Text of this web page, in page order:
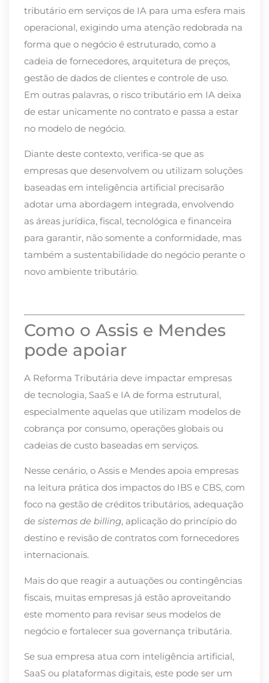
tributário em serviços de IA para uma esfera mais
operacional, exigindo uma atenção redobrada na
forma que o negócio é estruturado, como a
cadeia de fornecedores, arquitetura de preços,
gestão de dados de clientes e controle de uso.
Em outras palavras, o risco tributário em IA deixa
de estar unicamente no contrato e passa a estar
no modelo de negócio.
Diante deste contexto, verifica-se que as
empresas que desenvolvem ou utilizam soluções
baseadas em inteligência artificial precisarão
adotar uma abordagem integrada, envolvendo
as áreas jurídica, fiscal, tecnológica e financeira
para garantir, não somente a conformidade, mas
também a sustentabilidade do negócio perante o
novo ambiente tributário.
Como o Assis e Mendes
pode apoiar
A Reforma Tributária deve impactar empresas
de tecnologia, SaaS e IA de forma estrutural,
especialmente aquelas que utilizam modelos de
cobrança por consumo, operações globais ou
cadeias de custo baseadas em serviços.
Nesse cenário, o Assis e Mendes apoia empresas
na leitura prática dos impactos do IBS e CBS, com
foco na gestão de créditos tributários, adequação
de sistemas de billing, aplicação do princípio do
destino e revisão de contratos com fornecedores
internacionais.
Mais do que reagir a autuações ou contingências
fiscais, muitas empresas já estão aproveitando
este momento para revisar seus modelos de
negócio e fortalecer sua governança tributária.
Se sua empresa atua com inteligência artificial,
SaaS ou plataformas digitais, este pode ser um